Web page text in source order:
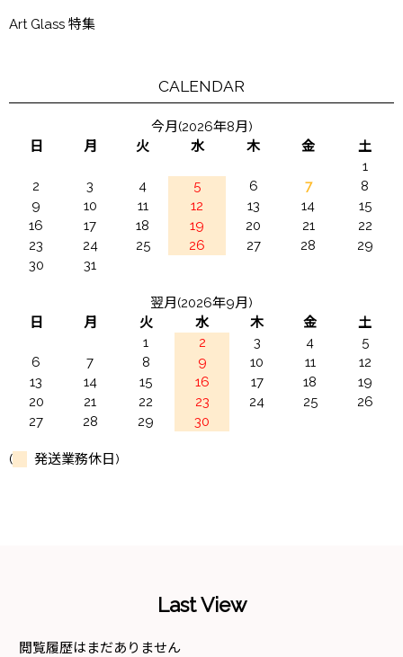
Art Glass 特集
CALENDAR
今月(2026年8月)
日
月 火 水 木 金
土
1
2
3 4 5 6 7
8
9
10 11 12 13 14
15
16
17 18 19 20 21
22
23
24 25 26 27 28
29
30
31
翌月(2026年9月)
日
月 火 水 木 金
土
1
2 3 4
5
6
7 8 9 10 11
12
13
14 15 16 17 18
19
20
21 22 23 24 25
26
27
28 29 30
( 発送業務休日)
Last View
閲覧履歴はまだありません